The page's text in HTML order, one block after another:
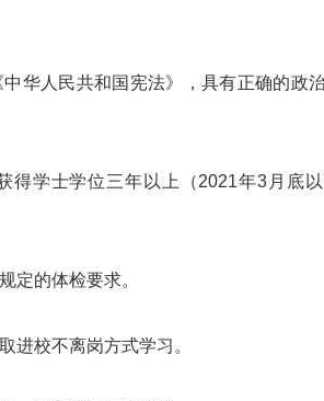
人民共和国宪法》，具有正确的政
学士学位三年以上（2021年3月底以
的体检要求。
校不离岗方式学习。